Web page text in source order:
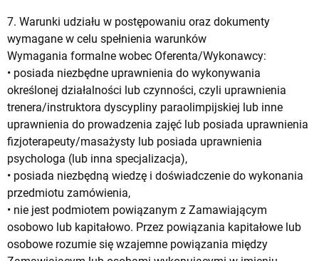
7. Warunki udziału w postępowaniu oraz dokumenty
wymagane w celu spełnienia warunków
Wymagania formalne wobec Oferenta/Wykonawcy:
• posiada niezbędne uprawnienia do wykonywania
określonej działalności lub czynności, czyli uprawnienia
trenera/instruktora dyscypliny paraolimpijskiej lub inne
uprawnienia do prowadzenia zajęć lub posiada uprawnienia
fizjoterapeuty/masażysty lub posiada uprawnienia
psychologa (lub inna specjalizacja),
• posiada niezbędną wiedzę i doświadczenie do wykonania
przedmiotu zamówienia,
• nie jest podmiotem powiązanym z Zamawiającym
osobowo lub kapitałowo. Przez powiązania kapitałowe lub
osobowe rozumie się wzajemne powiązania między